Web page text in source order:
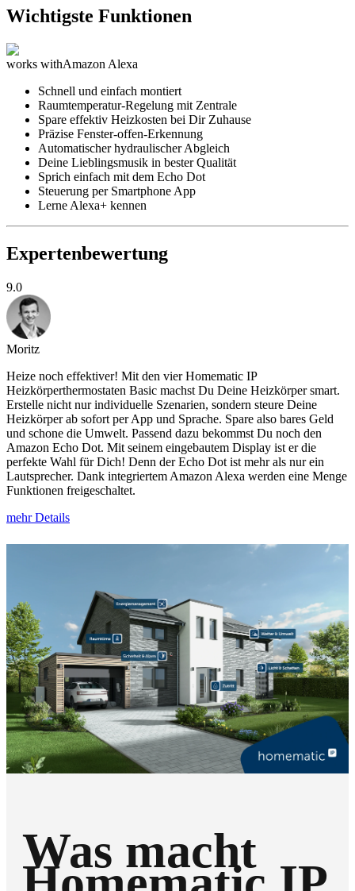
Wichtigste Funktionen
works withAmazon Alexa
Schnell und einfach montiert
Raumtemperatur-Regelung mit Zentrale
Spare effektiv Heizkosten bei Dir Zuhause
Präzise Fenster-offen-Erkennung
Automatischer hydraulischer Abgleich
Deine Lieblingsmusik in bester Qualität
Sprich einfach mit dem Echo Dot
Steuerung per Smartphone App
Lerne Alexa+ kennen
Expertenbewertung
9.0
Moritz
Heize noch effektiver! Mit den vier Homematic IP
Heizkörperthermostaten Basic machst Du Deine Heizkörper smart.
Erstelle nicht nur individuelle Szenarien, sondern steure Deine
Heizkörper ab sofort per App und Sprache. Spare also bares Geld
und schone die Umwelt. Passend dazu bekommst Du noch den
Amazon Echo Dot. Mit seinem eingebautem Display ist er die
perfekte Wahl für Dich! Denn der Echo Dot ist mehr als nur ein
Lautsprecher. Dank integriertem Amazon Alexa werden eine Menge
Funktionen freigeschaltet.
mehr Details
Was macht